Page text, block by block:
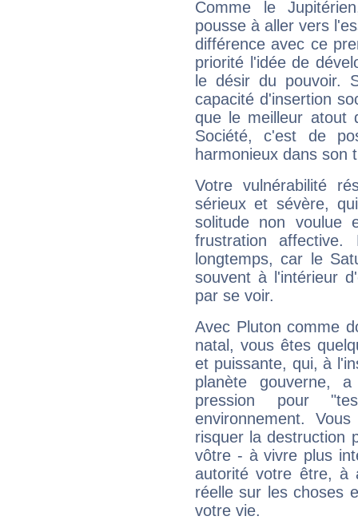
Comme le
pousse à aller vers
différence avec ce
priorité l'idée de
le désir du pouvoir.
capacité d'insertion
que le meilleur atout
Société, c'est de
harmonieux dans son
Votre vulnérabilité
sérieux et sévère,
solitude non voulue
frustration
longtemps, car le
souvent à l'intérieur
par se voir.
Avec Pluton comme
natal, vous êtes
et puissante, qui, à
planète gouverne,
pression pour
environnement.
risquer la destruction
vôtre - à vivre plus
autorité votre être, à
réelle sur les choses
votre vie.